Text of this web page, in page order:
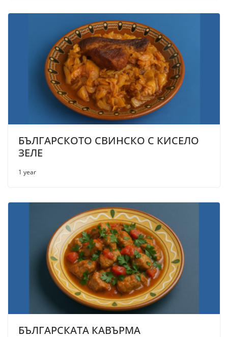
БЪЛГАРСКОТО СВИНСКО С КИСЕЛО
ЗЕЛЕ
1 year
БЪЛГАРСКАТА КАВЪРМА